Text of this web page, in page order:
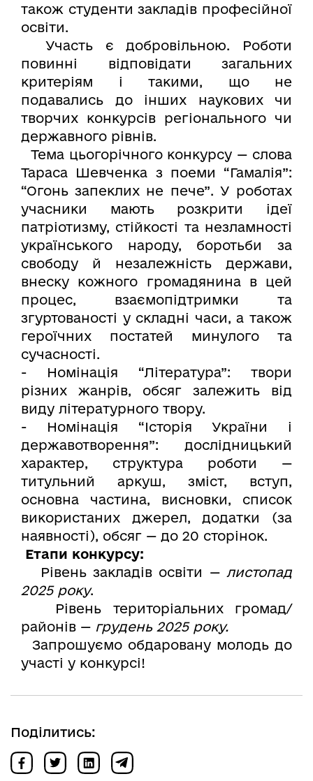
також студенти закладів професійної
освіти.
Участь є добровільною. Роботи
повинні відповідати загальних
критеріям і такими, що не
подавались до інших наукових чи
творчих конкурсів регіонального чи
державного рівнів.
Тема цьогорічного конкурсу — слова
Тараса Шевченка з поеми “Гамалія”:
“Огонь запеклих не пече”. У роботах
учасники мають розкрити ідеї
патріотизму, стійкості та незламності
українського народу, боротьби за
свободу й незалежність держави,
внеску кожного громадянина в цей
процес, взаємопідтримки та
згуртованості у складні часи, а також
героїчних постатей минулого та
сучасності.
- Номінація “Література”: твори
різних жанрів, обсяг залежить від
виду літературного твору.
- Номінація “Історія України і
державотворення”: дослідницький
характер, структура роботи —
титульний аркуш, зміст, вступ,
основна частина, висновки, список
використаних джерел, додатки (за
наявності), обсяг — до 20 сторінок.
Етапи конкурсу:
Рівень закладів освіти — листопад
2025 року.
Рівень територіальних громад/
районів — грудень 2025 року.
Запрошуємо обдаровану молодь до
участі у конкурсі!
Поділитись: